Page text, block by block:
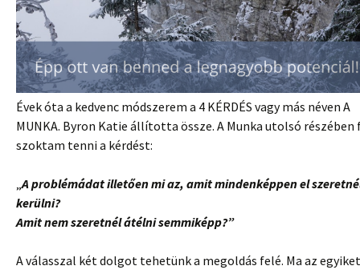
Évek óta a kedvenc módszerem a 4 KÉRDÉS vagy más néven A
MUNKA. Byron Katie állította össze. A Munka utolsó részében
szoktam tenni a kérdést:
„A problémádat illetően mi az, amit mindenképpen el
kerülni?
Amit nem szeretnél átélni semmiképp?”
A válasszal két dolgot tehetünk a megoldás felé. Ma az egyiket